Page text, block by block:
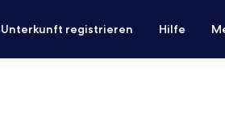
Unterkunft registrieren Hilfe